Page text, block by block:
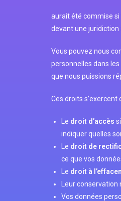
aurait été commise
devant une
Vous pouvez nous
personnelles dans
que nous puissions
Ces droits
Le droit d’accès
indiquer quelles
Le droit de
ce que vos
Le droit à
Leur
Vos données